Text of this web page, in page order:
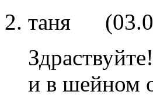
таня (
и в шейном